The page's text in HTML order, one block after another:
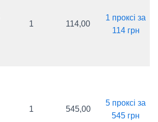
1 114,00
1 проксі за
114 грн
1 545,00
5 проксі за
545 грн